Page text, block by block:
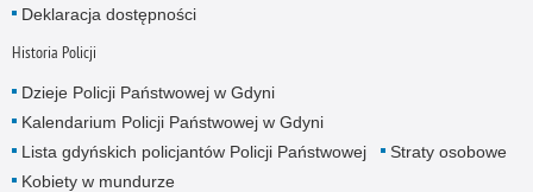
Deklaracja dostępności
Historia Policji
Dzieje Policji Państwowej w Gdyni
Kalendarium Policji Państwowej w Gdyni
Lista gdyńskich policjantów Policji Państwowej
Straty osobowe
Kobiety w mundurze